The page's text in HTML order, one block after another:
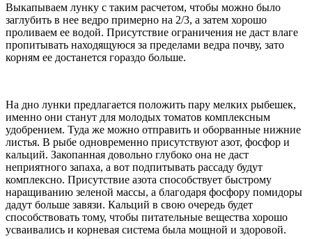
Выкапываем лунку с таким расчетом, чтобы можно было
заглубить в нее ведро примерно на 2/3, а затем хорошо
проливаем ее водой. Присутствие ограничения не даст влаге
пропитывать находящуюся за пределами ведра почву, зато
корням ее достанется гораздо больше.
На дно лунки предлагается положить пару мелких рыбешек,
именно они станут для молодых томатов комплексным
удобрением. Туда же можно отправить и оборванные нижние
листья. В рыбе одновременно присутствуют азот, фосфор и
кальций. Закопанная довольно глубоко она не даст
неприятного запаха, а вот подпитывать рассаду будут
комплексно. Присутствие азота способствует быстрому
наращиванию зеленой массы, а благодаря фосфору помидоры
дадут больше завязи. Кальций в свою очередь будет
способствовать тому, чтобы питательные вещества хорошо
усваивались и корневая система была мощной и здоровой.